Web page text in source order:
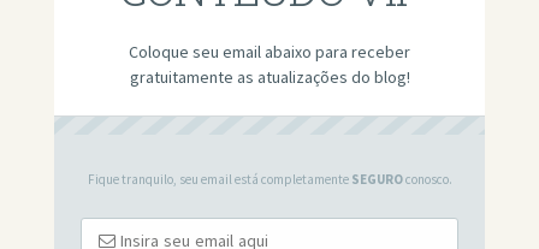
Coloque seu email abaixo para receber
gratuitamente as atualizações do blog!
Fique tranquilo, seu email está completamente SEGUROconosco.